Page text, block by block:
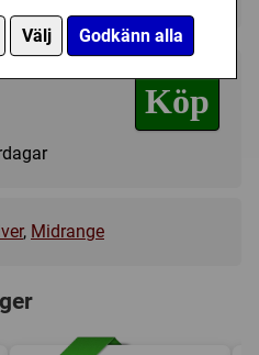
Välj Godkänn alla
Köp
, Midrange